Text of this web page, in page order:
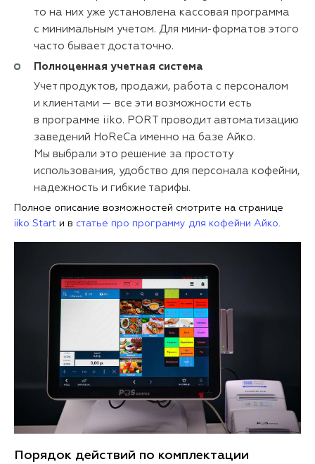
то на них уже установлена кассовая программа
с минимальным учетом. Для мини-форматов этого
часто бывает достаточно.
Полноценная учетная система
Учет продуктов, продажи, работа с персоналом
и клиентами — все эти возможности есть
в программе iiko. PORT проводит автоматизацию
заведений HoReCa именно на базе Айко.
Мы выбрали это решение за простоту
использования, удобство для персонала кофейни,
надежность и гибкие тарифы.
Полное описание возможностей смотрите на странице
iiko Start и в статье про программу для кофейни Айко
Порядок действий по комплектации